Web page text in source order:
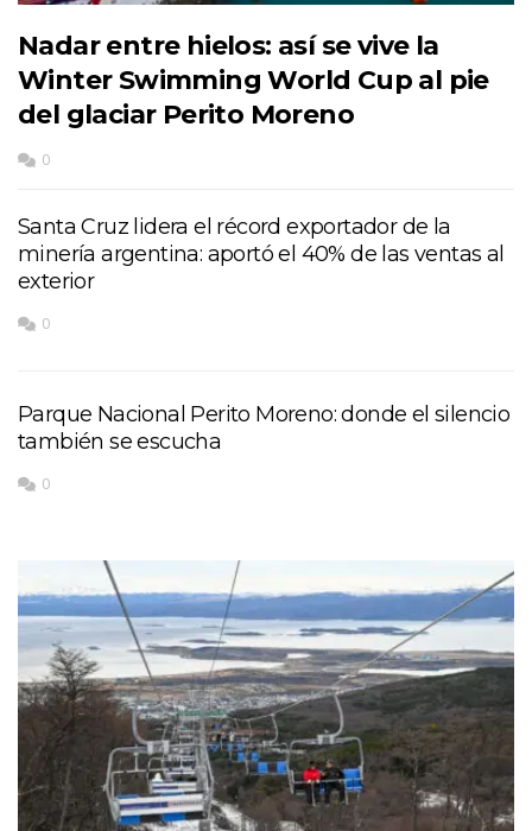
Nadar entre hielos: así se vive la
Winter Swimming World Cup al pie
del glaciar Perito Moreno
0
Santa Cruz lidera el récord exportador de la
minería argentina: aportó el 40% de las ventas al
exterior
0
Parque Nacional Perito Moreno: donde el silencio
también se escucha
0